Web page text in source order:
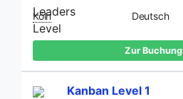
Köln Deutsch
Zur Buchung
Kanban Level 1